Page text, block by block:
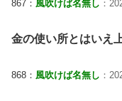
867： 風吹けば名無し ：
金の使い所とはいえ
868： 風吹けば名無し ：